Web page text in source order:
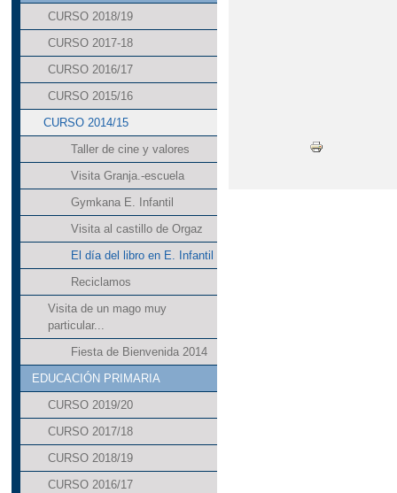
CURSO 2018/19
CURSO 2017-18
CURSO 2016/17
CURSO 2015/16
CURSO 2014/15
Taller de cine y valores
Visita Granja.-escuela
Gymkana E. Infantil
Visita al castillo de Orgaz
El día del libro en E. Infantil
Reciclamos
Visita de un mago muy
particular...
Fiesta de Bienvenida 2014
EDUCACIÓN PRIMARIA
CURSO 2019/20
CURSO 2017/18
CURSO 2018/19
CURSO 2016/17